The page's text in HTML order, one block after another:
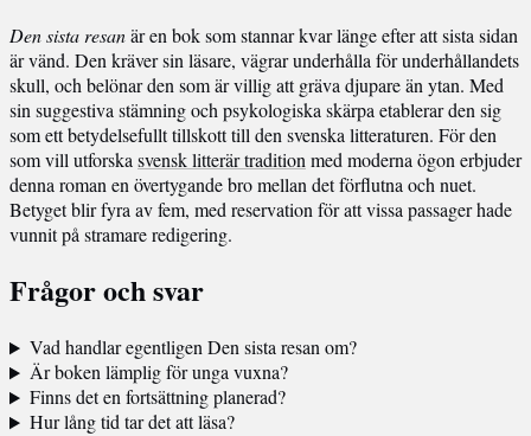
Den sista resanär en bok som stannar kvar länge efter att sista sidan
är vänd. Den kräver sin läsare, vägrar underhålla för underhållandets
skull, och belönar den som är villig att gräva djupare än ytan. Med
sin suggestiva stämning och psykologiska skärpa etablerar den sig
som ett betydelsefullt tillskott till den svenska litteraturen. För den
som vill utforska svensk litterär tradition med moderna ögon erbjuder
denna roman en övertygande bro mellan det förflutna och nuet.
Betyget blir fyra av fem, med reservation för att vissa passager hade
vunnit på stramare redigering.
Frågor och svar
Vad handlar egentligen Den sista resan om?
Är boken lämplig för unga vuxna?
Finns det en fortsättning planerad?
Hur lång tid tar det att läsa?